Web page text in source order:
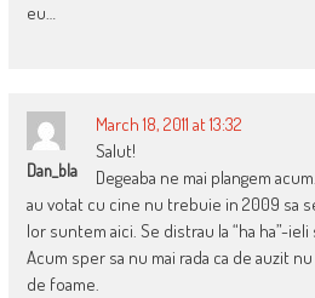
eu…
Dan_bla
March 18, 2011 at 13:32
Salut!
Degeaba ne mai plangem
au votat cu cine nu trebuie in 2009 sa
lor suntem aici. Se distrau la “ha ha”-
Acum sper sa nu mai rada ca de auzit
de foame.